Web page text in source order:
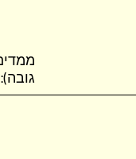
גובה):